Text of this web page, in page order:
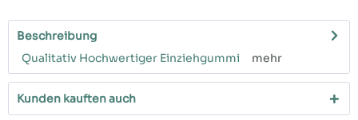
Beschreibung
Qualitativ Hochwertiger Einziehgummi mehr
Kunden kauften auch